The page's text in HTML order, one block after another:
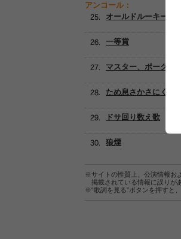
アンコール：
オールドルーキー
一等賞
マスター、ポーグス
ため息さかさにくわ
ドサ回り数え歌
狼煙
※サイトの性質上、公演情報お
掲載されている情報に誤りが
※“歌詞を見る”ボタンを押すと